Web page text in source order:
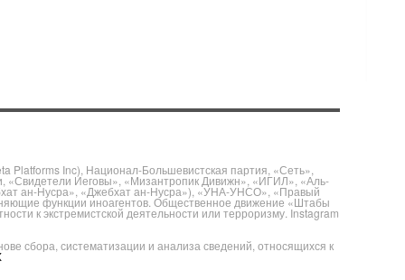
Platforms Inc), Национал-Большевистская партия, «Сеть»,
«Свидетели Иеговы», «Мизантропик Дивижн», «ИГИЛ», «Аль-
ан-Нусра», «Джебхат ан-Нусра»), «УНА-УНСО», «Правый
функции иноагентов. Общественное движение «Штабы
к экстремистской деятельности или терроризму. Instagram
сбора, систематизации и анализа сведений, относящихся к